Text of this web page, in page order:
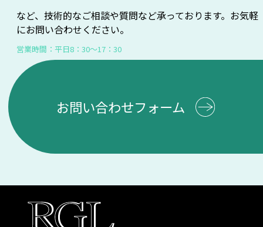
など、技術的なご相談や質問など承っております。お気軽
にお問い合わせください。
営業時間：平日8：30～17：30
お問い合わせフォーム